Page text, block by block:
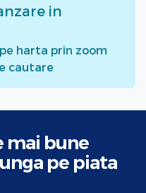
in
harta prin zoom
cautare
mai bune
pe piata